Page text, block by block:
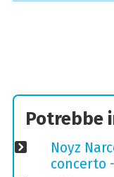
Potrebbe
Noyz
concerto